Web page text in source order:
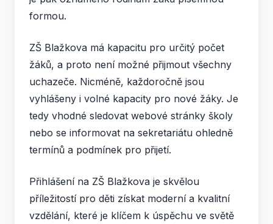
formou.
ZŠ Blažkova má kapacitu pro určitý počet
žáků, a proto není možné přijmout všechny
uchazeče. Nicméně, každoročně jsou
vyhlášeny i volné kapacity pro nové žáky. Je
tedy vhodné sledovat webové stránky školy
nebo se informovat na sekretariátu ohledně
termínů a podmínek pro přijetí.
Přihlášení na ZŠ Blažkova je skvělou
příležitostí pro děti získat moderní a kvalitní
vzdělání, které je klíčem k úspěchu ve světě